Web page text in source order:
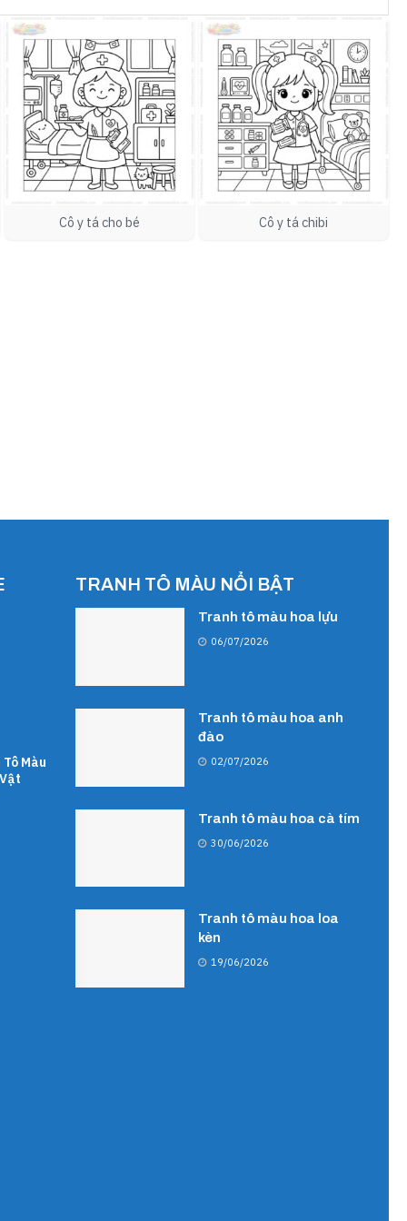
Cô y tá cho bé Cô y tá chibi
Màu
TRANH TÔ MÀU NỔI BẬT
Tranh tô màu hoa lựu
06/07/2026
Tranh tô màu hoa anh
đào
02/07/2026
Tranh tô màu hoa cà tím
30/06/2026
Tranh tô màu hoa loa
kèn
19/06/2026